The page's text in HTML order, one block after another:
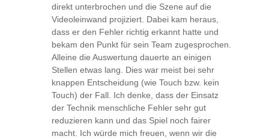
direkt unterbrochen und die Szene auf die
Videoleinwand projiziert. Dabei kam heraus,
dass er den Fehler richtig erkannt hatte und
bekam den Punkt für sein Team zugesprochen.
Alleine die Auswertung dauerte an einigen
Stellen etwas lang. Dies war meist bei sehr
knappen Entscheidung (wie Touch bzw. kein
Touch) der Fall. Ich denke, dass der Einsatz
der Technik menschliche Fehler sehr gut
reduzieren kann und das Spiel noch fairer
macht. Ich würde mich freuen, wenn wir die